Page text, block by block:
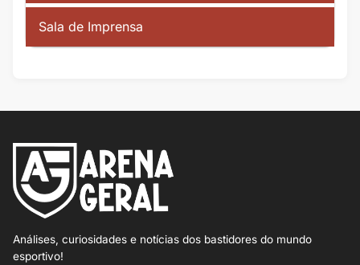
Sala de Imprensa
Análises, curiosidades e notícias dos bastidores do mundo
esportivo!